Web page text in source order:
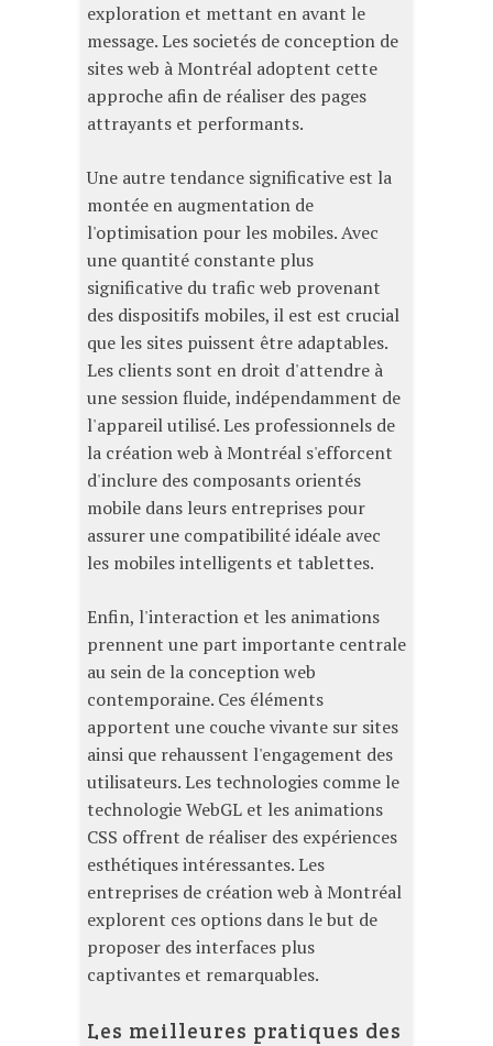
exploration et mettant en avant le
message. Les societés de conception de
sites web à Montréal adoptent cette
approche afin de réaliser des pages
attrayants et performants.
Une autre tendance significative est la
montée en augmentation de
l'optimisation pour les mobiles. Avec
une quantité constante plus
significative du trafic web provenant
des dispositifs mobiles, il est est crucial
que les sites puissent être adaptables.
Les clients sont en droit d'attendre à
une session fluide, indépendamment de
l'appareil utilisé. Les professionnels de
la création web à Montréal s'efforcent
d'inclure des composants orientés
mobile dans leurs entreprises pour
assurer une compatibilité idéale avec
les mobiles intelligents et tablettes.
Enfin, l'interaction et les animations
prennent une part importante centrale
au sein de la conception web
contemporaine. Ces éléments
apportent une couche vivante sur sites
ainsi que rehaussent l'engagement des
utilisateurs. Les technologies comme le
technologie WebGL et les animations
CSS offrent de réaliser des expériences
esthétiques intéressantes. Les
entreprises de création web à Montréal
explorent ces options dans le but de
proposer des interfaces plus
captivantes et remarquables.
Les meilleures pratiques des